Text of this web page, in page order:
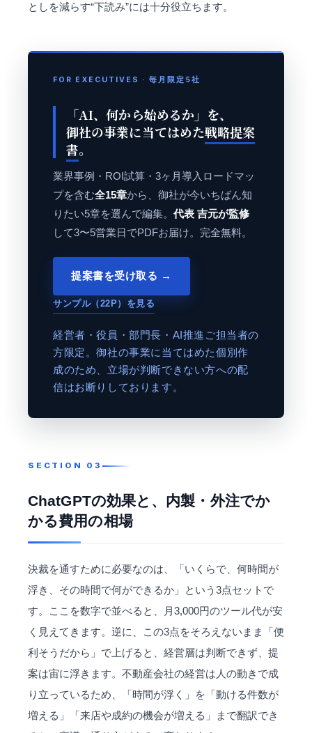
としを減らす“下読み”には十分役立ちます。
FOR EXECUTIVES · 毎月限定5社
「AI、何から始めるか」を、
御社の事業に当てはめた戦略提案
書。
業界事例・ROI試算・3ヶ月導入ロードマッ
プを含む全15章から、御社が今いちばん知
りたい5章を選んで編集。 代表 吉元が監修
して3〜5営業日でPDFお届け。完全無料。
提案書を受け取る →
サンプル（22P）を見る
経営者・役員・部門長・AI推進ご担当者の
方限定。御社の事業に当てはめた個別作
成のため、立場が判断できない方への配
信はお断りしております。
ChatGPTの効果と、内製・外注でか
かる費用の相場
決裁を通すために必要なのは、「いくらで、何時間が
浮き、その時間で何ができるか」という3点セットで
す。ここを数字で並べると、月3,000円のツール代が安
く見えてきます。逆に、この3点をそろえないまま「便
利そうだから」で上げると、経営層は判断できず、提
案は宙に浮きます。不動産会社の経営は人の動きで成
り立っているため、「時間が浮く」を「動ける件数が
増える」「来店や成約の機会が増える」まで翻訳でき